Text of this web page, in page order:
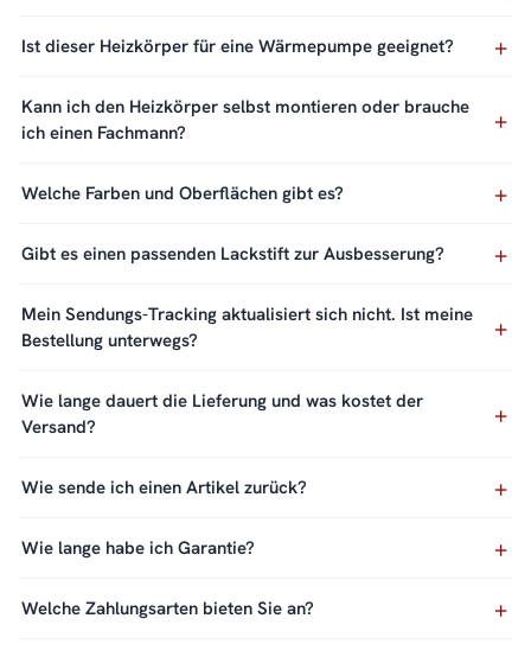
Ist dieser Heizkörper für eine Wärmepumpe geeignet?
Kann ich den Heizkörper selbst montieren oder brauche
ich einen Fachmann?
Welche Farben und Oberflächen gibt es?
Gibt es einen passenden Lackstift zur Ausbesserung?
Mein Sendungs-Tracking aktualisiert sich nicht. Ist meine
Bestellung unterwegs?
Wie lange dauert die Lieferung und was kostet der
Versand?
Wie sende ich einen Artikel zurück?
Wie lange habe ich Garantie?
Welche Zahlungsarten bieten Sie an?